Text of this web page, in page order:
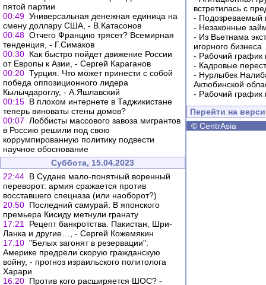
пятой партии
00:49 Универсальная денежная единица на
смену доллару США, - В.Катасонов
00:48 Отчего Францию трясет? Всемирная
тенденция, - Г.Симаков
00:30 Как быстро пойдет движение России
от Европы к Азии, - Сергей Караганов
00:20 Турция. Что может принести с собой
победа оппозиционного лидера
Кылычдароглу, - А.Яшлавский
00:15 В плохом интернете в Таджикистане
теперь виноваты стены домов?
00:07 Лоббисты массового завоза мигрантов
в Россию решили под свою
коррумпированную политику подвести
научное обоснование
Суббота, 15.04.2023
22:44 В Судане мало-понятный воренный
переворот: армия сражается против
восставшего спецназа (или наоборот?)
20:50 Последний самурай. В японского
премьера Кисиду метнули гранату
17:21
Рецепт банкротства. Пакистан, Шри-
Ланка и другие…, - Сергей Кожемякин
17:10 "Белых загонят в резервации":
Америке предрели скорую гражданскую
войну, - прогноз израильского политолога
Харари
16:20 Против кого расширяется ШОС? -
встретилась с
- Подозреваемый
- Незаконные
- Из Вьетнама
игорного бизнеса
- Рабочий график
- Кадровые
- Нурлыбек
Актюбинской
- Рабочий график
Перейти на
© CentrAsia